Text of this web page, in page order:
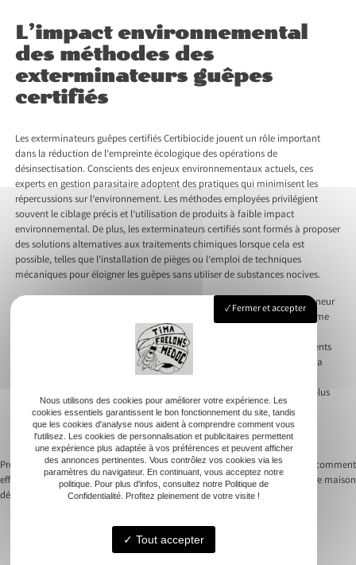
L’impact environnemental
des méthodes des
exterminateurs guêpes
certifiés
Les exterminateurs guêpes certifiés Certibiocide jouent un rôle important
dans la réduction de l’empreinte écologique des opérations de
désinsectisation. Conscients des enjeux environnementaux actuels, ces
experts en gestion parasitaire adoptent des pratiques qui minimisent les
répercussions sur l’environnement. Les méthodes employées privilégient
souvent le ciblage précis et l’utilisation de produits à faible impact
environnemental. De plus, les exterminateurs certifiés sont formés à proposer
des solutions alternatives aux traitements chimiques lorsque cela est
possible, telles que l’installation de pièges ou l’emploi de techniques
mécaniques pour éloigner les guêpes sans utiliser de substances nocives.
L’approche adoptée par les exterminateurs certifiés met un point d’honneur
à préserver la biodiversité locale, y compris les insectes bénéfiques comme
les abeilles. En utilisant des produits spécifiquement formulés pour
minimiser les risques pour les pollinisateurs, et en choisissant des moments
opportuns pour l’intervention, les professionnels s’efforcent de garantir la
sécurité et la préservation de la faune indigène. Cette vigilance
environnementale n’assure pas seulement un cadre de vie plus sain et plus
sûr pour les humains, mais contribue également à l’équilibre des
écosystèmes, démontrant que l’intervention humaine peut coexister
harmonieusement avec la nature.
Navigation
Previous:
Comment se débarrasser
efficacement des souris avec la
dératisation
Next:Dératisation : pourquoi et comment
protéger votre maison
Fermer et accepter
Nous utilisons des cookies pour améliorer votre expérience. Les
cookies essentiels garantissent le bon fonctionnement du site, tandis
que les cookies d'analyse nous aident à comprendre comment vous
l'utilisez. Les cookies de personnalisation et publicitaires permettent
une expérience plus adaptée à vos préférences et peuvent afficher
des annonces pertinentes. Vous contrôlez vos cookies via les
paramètres du navigateur. En continuant, vous acceptez notre
politique. Pour plus d'infos, consultez notre Politique de
Confidentialité. Profitez pleinement de votre visite !
Tout accepter